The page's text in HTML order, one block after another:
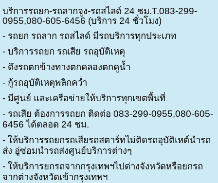
บริการรถยก-รถลากจูง-รถสไลด์ 24 ชม.T.083-299-
0955,080-605-6456 (บริการ24 ชั่วโมง)
- รถยก รถลาก รถสไลด์ มีรถบริการทุกประเภท
- บริการรถยก รถเสีย รถอุบัติเหตุ
- ดึงรถตกข้างทางตกคลองตกคูน้ำ
- กู้รถอุบัติเหตุพลิกคว่ำ
- มีศูนย์ และเครือข่ายให้บริการทุกเขตพื้นที่
- รถเสีย ต้องการรถยก ติดต่อ 083-299-0955,080-605-
6456ได้ตลอด 24 ชม.
- ให้บริการรถยกรถเสียรถสตาร์ทไม่ติดรถอุบัติเหต์นำรถ
ส่ง อู่ซ่อมนำรถส่งศูนย์บริการต่างๆ
- ให้บริการยกรถจากกรุงเทพฯไปต่างจังหวัดหรือยกรถ
จากต่างจังหวัดเข้ากรุงเทพฯ